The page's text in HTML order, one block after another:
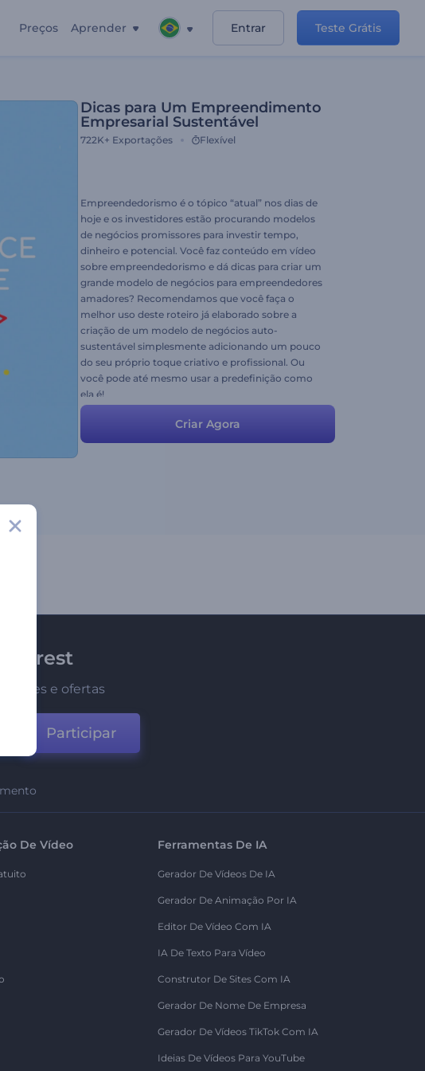
Preços Aprender Entrar Teste Grátis
Dicas para Um Empreendimento
Empresarial Sustentável
722K+ Exportações Flexível
Empreendedorismo é o tópico “atual” nos dias de
hoje e os investidores estão procurando modelos
de negócios promissores para investir tempo,
dinheiro e potencial. Você faz conteúdo em vídeo
sobre empreendedorismo e dá dicas para criar um
grande modelo de negócios para empreendedores
amadores? Recomendamos que você faça o
melhor uso deste roteiro já elaborado sobre a
criação de um modelo de negócios auto-
sustentável simplesmente adicionando um pouco
do seu próprio toque criativo e profissional. Ou
você pode até mesmo usar a predefinição como
ela é!
Criar Agora
e ofertas
Participar
De Vídeo Ferramentas De IA
Gerador De Vídeos De IA
Gerador De Animação Por IA
Editor De Vídeo Com IA
IA De Texto Para Vídeo
Construtor De Sites Com IA
Gerador De Nome De Empresa
Gerador De Vídeos TikTok Com IA
Ideias De Vídeos Para YouTube